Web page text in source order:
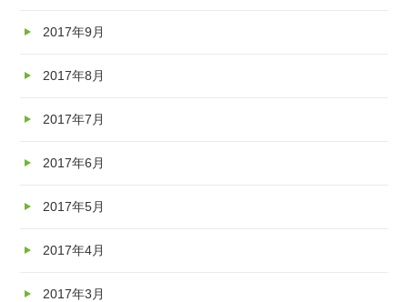
2017年9月
2017年8月
2017年7月
2017年6月
2017年5月
2017年4月
2017年3月